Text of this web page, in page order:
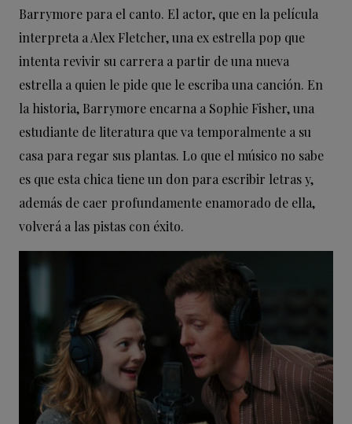
Barrymore para el canto. El actor, que en la película
interpreta a Alex Fletcher, una ex estrella pop que
intenta revivir su carrera a partir de una nueva
estrella a quien le pide que le escriba una canción. En
la historia, Barrymore encarna a Sophie Fisher, una
estudiante de literatura que va temporalmente a su
casa para regar sus plantas. Lo que el músico no sabe
es que esta chica tiene un don para escribir letras y,
además de caer profundamente enamorado de ella,
volverá a las pistas con éxito.